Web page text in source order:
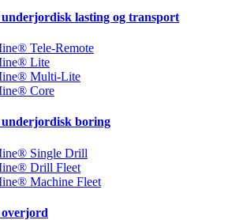
lasting og transport
Tele-Remote
Lite
Multi-Lite
Core
boring
Single Drill
Drill Fleet
Machine Fleet